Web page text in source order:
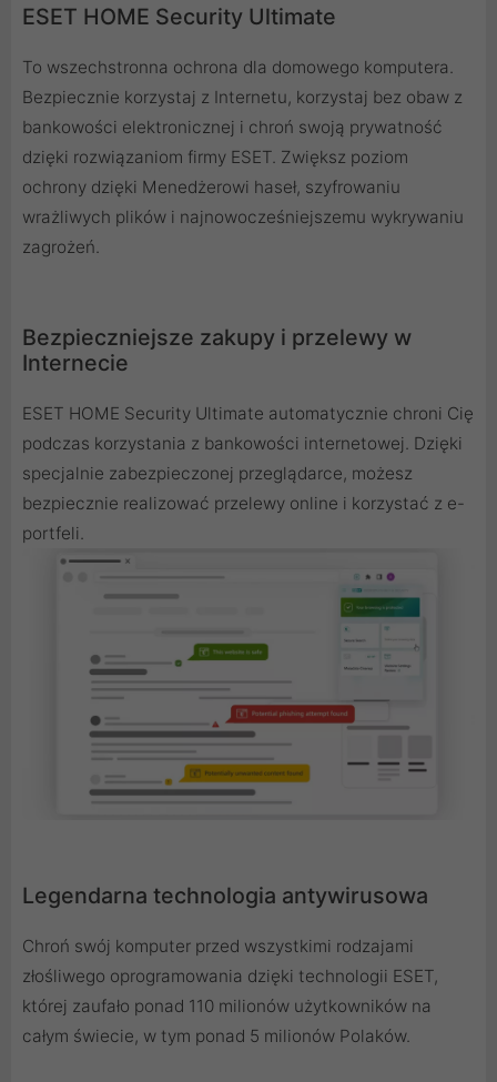
ESET HOME Security Ultimate
To wszechstronna ochrona dla domowego komputera.
Bezpiecznie korzystaj z Internetu, korzystaj bez obaw z
bankowości elektronicznej i chroń swoją prywatność
dzięki rozwiązaniom firmy ESET. Zwiększ poziom
ochrony dzięki Menedżerowi haseł, szyfrowaniu
wrażliwych plików i najnowocześniejszemu wykrywaniu
zagrożeń.
Bezpieczniejsze zakupy i przelewy w
Internecie
ESET HOME Security Ultimate automatycznie chroni Cię
podczas korzystania z bankowości internetowej. Dzięki
specjalnie zabezpieczonej przeglądarce, możesz
bezpiecznie realizować przelewy online i korzystać z e-
portfeli.
Legendarna technologia antywirusowa
Chroń swój komputer przed wszystkimi rodzajami
złośliwego oprogramowania dzięki technologii ESET,
której zaufało ponad 110 milionów użytkowników na
całym świecie, w tym ponad 5 milionów Polaków.